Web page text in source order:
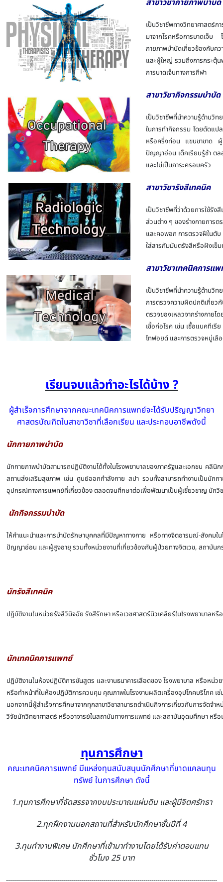
สาขาวิชากายภาพบำบัด
เป็นวิชาชีพทางวิทยาศาสตร์
มาจากโรคหรือการบาดเ
กายภาพบำบัดเกี่ยวข้องกับค
และผู้ใหญ่ รวมถึงการกระตุ้
การบาดเจ็บทางการกีฬา
สาขาวิชากิจกรรมบำบัด
เป็นวิชาชีพที่นำความรู้ด้านวิ
ในการทำกิจกรรม โดยดัดแป
หรือครึ่งท่อน แขนขาขาด
ปัญญาอ่อน เด็กเรียนรู้ช้า ตล
และไม่เป็นภาระครอบครัว
สาขาวิชารังสีเทคนิค
เป็นวิชาชีพที่ว่าด้วยการใช้รั
ส่วนต่าง ๆ ของร่างกายการ
และคอพอก การตรวจฝีในตับ
ใส่สารกัมมันตรังสีหรือฝังเข็
สาขาวิชาเทคนิคการแ
เป็นวิชาชีพที่นำความรู้ด้านวิ
การตรวจความผิดปกติเกี่ยว
ตรวจของเหลวจากร่างกายโ
เชื้อก่อโรค เช่น เชื้อแบคทีเ
ไทฟอยด์ และการตรวจหมู่เลื
เรียนจบแล้วทำอะไรได้บ้าง ?
ผู้สำเร็จการศึกษาจากคณะเทคนิคการแพทย์จะได้รับปริญญาวิทยา
ศาสตรบัณฑิตในสาขาวิชาที่เลือกเรียน และประกอบอาชีพดังนี้
นักกายภาพบำบัด
นักกายภาพบำบัดสามารถปฏิบัติงานได้ทั้งในโรงพยาบาลของภาครัฐและเอกชน คลิ
สถานส่งเสริมสุขภาพ เช่น ศูนย์ออกกำลังกาย สปา รวมทั้งสามารถทำงานเป็นนัก
อุปกรณ์ทางการแพทย์ที่เกี่ยวข้อง ตลอดจนศึกษาต่อเพื่อพัฒนาเป็นผู้เชี่ยวชาญ นักวิช
นักกิจกรรมบำบัด
ให้คำแนะนำและการบำบัดรักษาบุคคลที่มีปัญหาทางกาย หรือทางจิตอารมณ์-สังคม
ปัญญาอ่อน และผู้สูงอายุ รวมทั้งหน่วยงานที่เกี่ยวข้องกับผู้ป่วยทางจิตเวช, สถาบัน
นักรังสีเทคนิค
ปฏิบัติงานในหน่วยรังสีวินิจฉัย รังสีรักษา หรือเวชศาสตร์นิวเคลียร์ในโรงพยาบาลหรื
นักเทคนิคการแพทย์
ปฏิบัติงานในห้องปฏิบัติการชันสูตร และงานธนาคารเลือดของ โรงพยาบาล หรือหน่
หรือทำหน้าที่ในห้องปฏิบัติการควบคุม คุณภาพในโรงงานผลิตเครื่องอุปโภคบริโภค
นอกจากนี้ผู้สำเร็จการศึกษาจากทุกสาขาวิชาสามารถดำเนินกิจการเกี่ยวกับการ
วิจัยนักวิทยาศาสตร์ หรืออาจารย์ในสถาบันทางการแพทย์ และสถาบันอุดมศึกษา ห
ทุนการศึกษา
คณะเทคนิคการแพทย์ มีแหล่งทุนสนับสนุนนักศึกษาที่ขาดแคลนทุน
ทรัพย์ ในการศึกษา ดังนี้
1.ทุนการศึกษาที่จัดสรรจากงบประมาณแผ่นดิน และผู้มีจิตศรัทธา
2.ทุกฝึกงานนอกสถานที่สำหรับนักศึกษาชั้นปีที่ 4
3.ทุนทำงานพิเศษ นักศึกษาที่เข้ามาทำงานโดยได้รับค่าตอบแทน
ชั่วโมง 25 บาท